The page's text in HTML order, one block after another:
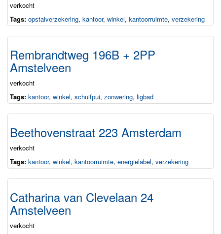
verkocht
Tags: opstalverzekering, kantoor, winkel, kantoorruimte, verzekering
Rembrandtweg 196B + 2PP
Amstelveen
verkocht
Tags: kantoor, winkel, schuifpui, zonwering, ligbad
Beethovenstraat 223 Amsterdam
verkocht
Tags: kantoor, winkel, kantoorruimte, energielabel, verzekering
Catharina van Clevelaan 24
Amstelveen
verkocht